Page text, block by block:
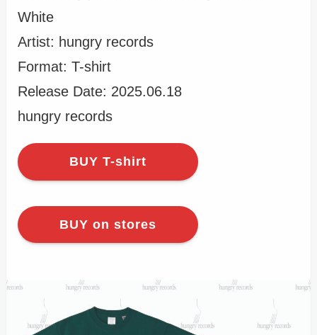
White
Artist: hungry records
Format: T-shirt
Release Date: 2025.06.18
hungry records
BUY T-shirt
BUY on stores